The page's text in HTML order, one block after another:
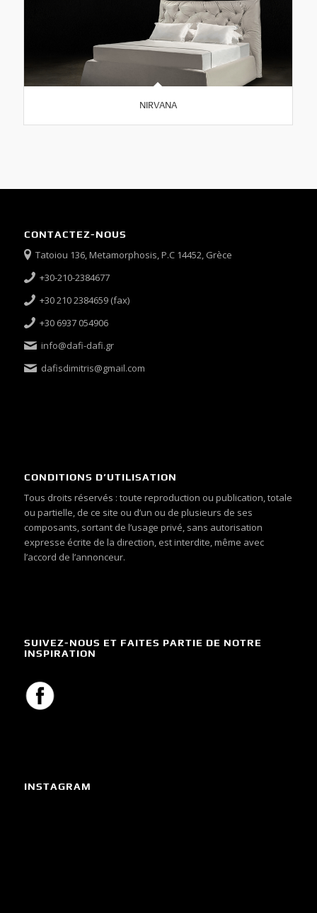
NIRVANA
CONTACTEZ-NOUS
Tatoiou 136, Metamorphosis, P.C 14452, Grèce
+30-210-2384677
+30 210 2384659 (fax)
+30 6937 054906
info@dafi-dafi.gr
dafisdimitris@gmail.com
CONDITIONS D’UTILISATION
Tous droits réservés : toute reproduction ou publication, totale
ou partielle, de ce site ou d’un ou de plusieurs de ses
composants, sortant de l’usage privé, sans autorisation
expresse écrite de la direction, est interdite, même avec
l’accord de l’annonceur.
SUIVEZ-NOUS ET FAITES PARTIE DE NOTRE
INSPIRATION
INSTAGRAM